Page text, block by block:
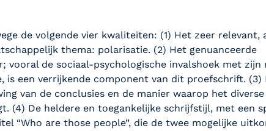
de volgende vier kwaliteiten: (1) Het zeer relevant,
thema: polarisatie. (2) Het genuanceerde
vooral de sociaal-psychologische invalshoek met zijn
is een verrijkende component van dit proefschrift. (3)
van de conclusies en de manier waarop het diverse
(4) De heldere en toegankelijke schrijfstijl, met een
“Who are those people”, die de twee mogelijke